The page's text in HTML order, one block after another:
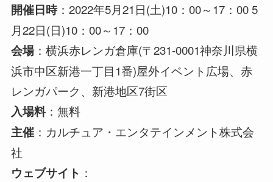
開催日時：2022年5月21日(土)10：00～17：00 5
月22日(日)10：00～17：00
会場：横浜赤レンガ倉庫(〒231‐0001神奈川県横
浜市中区新港一丁目1番)屋外イベント広場、赤
レンガパーク、新港地区7街区
入場料：無料
主催：カルチュア・エンタテインメント株式会
社
ウェブサイト ：